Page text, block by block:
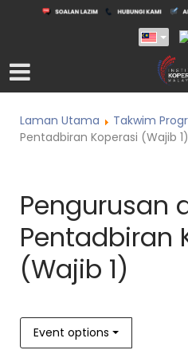
Laman Utama Takwim
Pentadbiran Koperasi (Wajib 1)
Pengurusan
Pentadbiran
(Wajib 1)
Event options